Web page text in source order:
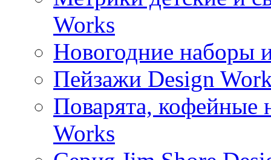
Works
Новогодние наборы
Пейзажи Design
Поварята, кофейные
Works